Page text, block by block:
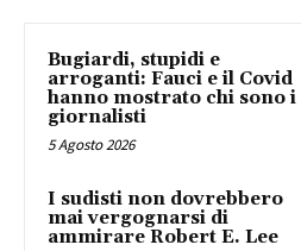
Bugiardi, stupidi e
arroganti: Fauci e il Covid
hanno mostrato chi sono i
giornalisti
5 Agosto 2026
I sudisti non dovrebbero
mai vergognarsi di
ammirare Robert E. Lee